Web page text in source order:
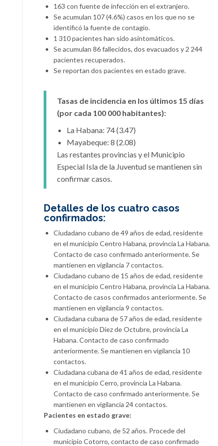
163 con fuente de infección en el extranjero.
Se acumulan 107 (4.6%) casos en los que no se
identificó la fuente de contagio.
1 310 pacientes han sido asintomáticos.
Se acumulan 86 fallecidos, dos evacuados y 2 244
pacientes recuperados.
Se reportan dos pacientes en estado grave.
Tasas de incidencia en los últimos 15 días
(por cada 100 000 habitantes):
La Habana: 74 (3.47)
Mayabeque: 8 (2.08)
Las restantes provincias y el Municipio
Especial Isla de la Juventud se mantienen sin
confirmar casos.
Detalles de los cuatro casos
confirmados:
Ciudadano cubano de 49 años de edad, residente
en el municipio Centro Habana, provincia La Habana.
Contacto de caso confirmado anteriormente. Se
mantienen en vigilancia 7 contactos.
Ciudadano cubano de 15 años de edad, residente
en el municipio Centro Habana, provincia La Habana.
Contacto de casos confirmados anteriormente. Se
mantienen en vigilancia 9 contactos.
Ciudadana cubana de 57 años de edad, residente
en el municipio Diez de Octubre, provincia La
Habana. Contacto de caso confirmado
anteriormente. Se mantienen en vigilancia 10
contactos.
Ciudadana cubana de 41 años de edad, residente
en el municipio Cerro, provincia La Habana.
Contacto de caso confirmado anteriormente. Se
mantienen en vigilancia 24 contactos.
Pacientes en estado grave:
Ciudadano cubano, de 52 años. Procede del
municipio Cotorro, contacto de caso confirmado